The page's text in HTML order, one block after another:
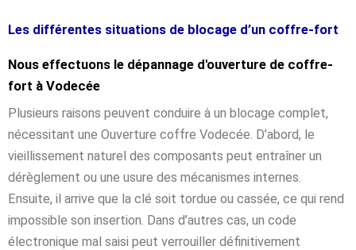
Les différentes situations de blocage d’un coffre-fort
Nous effectuons le dépannage d'ouverture de coffre-
fort à Vodecée
Plusieurs raisons peuvent conduire à un blocage complet,
nécessitant une Ouverture coffre Vodecée. D’abord, le
vieillissement naturel des composants peut entraîner un
dérèglement ou une usure des mécanismes internes.
Ensuite, il arrive que la clé soit tordue ou cassée, ce qui rend
impossible son insertion. Dans d’autres cas, un code
électronique mal saisi peut verrouiller définitivement